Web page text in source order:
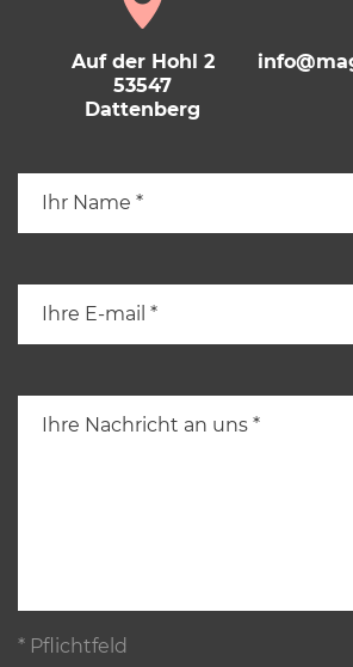
Auf der Hohl 2
53547
Dattenberg
* Pflichtfeld